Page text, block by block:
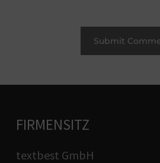
FIRMENSITZ
textbest GmbH